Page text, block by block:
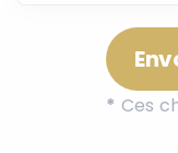
* Ces